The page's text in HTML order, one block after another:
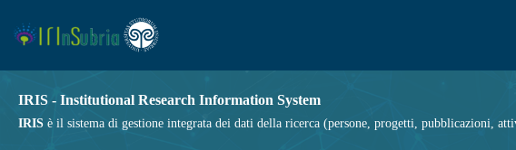
IRIS - Institutional Research Information System
IRIS è il sistema di gestione integrata dei dati della ricerca (persone, progetti, pubblicazioni,